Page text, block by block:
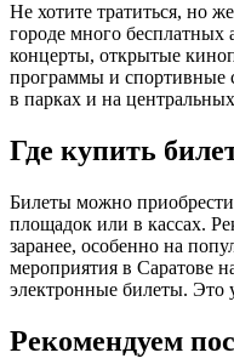
Не хотите тратиться, но
городе много бесплатных
концерты, открытые
программы и спортивные
в парках и на
Где купить
Билеты можно
площадок или в кассах.
заранее, особенно на
мероприятия в Саратове
электронные билеты. Это
Рекомендуем